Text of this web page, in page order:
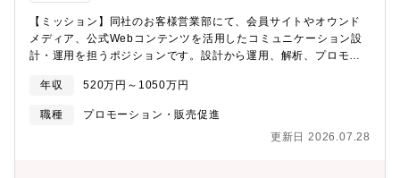
マーケティング施策の成果を可視化し、事業成長に直接貢献でき
ます。■CRMやBIツールの運用を通じて、最新のデータ活用ノウ
ハウやプロジェクト推進力を身につけることができ、他部門との
むことができます。■数字やデータをもとにした業務に強みを発揮
したい方、データアナリストとして成長しながらプロジェクトマ
ーク：週1出社、週4リモートワークを想定 ※状況に応じ、出社
【ミッション】同社のお客様営業部にて、会員サイトやオウンド
メディア、公式Webコンテンツを活用したコミュニケーション設
計・運用を担うポジションです。設計から運用、解析、プロモー
の接点価値向上を目指します。比較的少人数のチームで役割分担
しながら、日々の改善とプロジェクト推進の双方に関わります。
日々の運用に加え、改善や企画にも継続的に関われるため、デジ
タル施策を“回す”だけでなく“育てる”実感を得られる業務です。
年収 520万円～1050万円
職種
プロモーション・販売促進
更新日 2026.07.28